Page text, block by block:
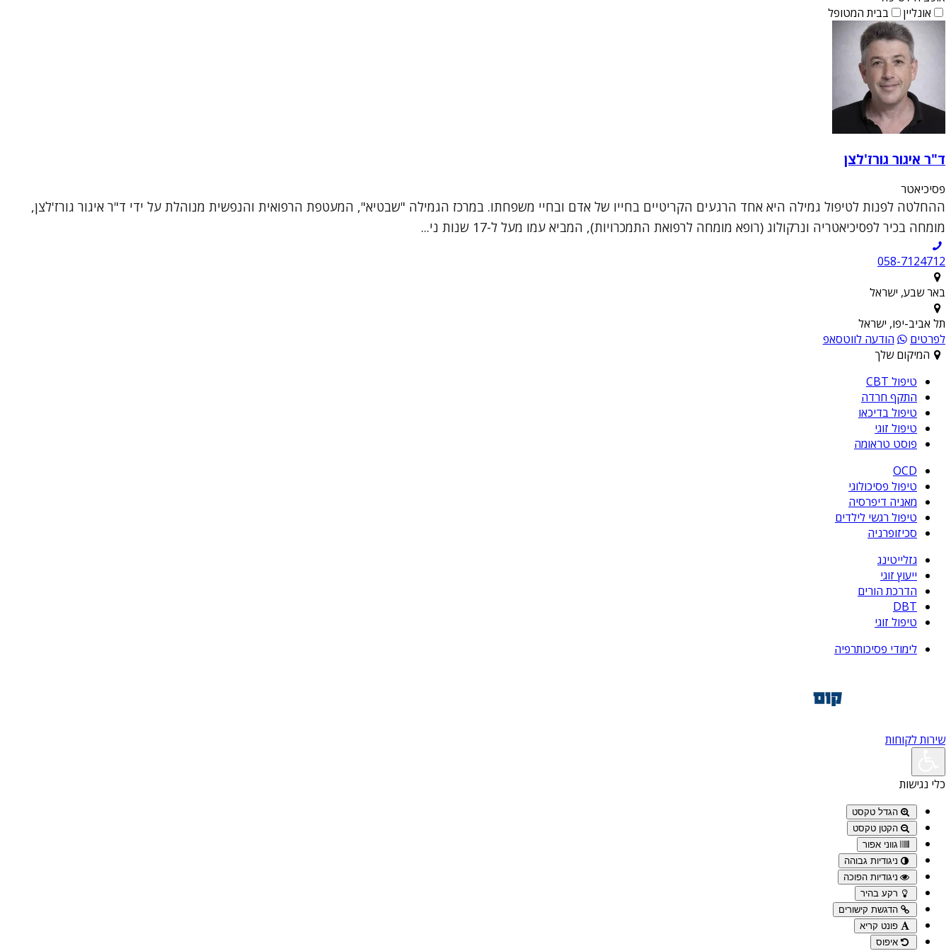
אונליין
בבית המטופל
ד"ר איגור גורז'לצן
פסיכיאטר
ההחלטה לפנות לטיפול גמילה היא אחד הרגעים הקריטיים בחייו של אדם ובחיי משפחתו. במרכז הגמילה "שבטיא", המעטפת הרפואית והנפשית מנוהלת על ידי ד"ר איגור גורז'לצן,
מומחה בכיר לפסיכיאטריה ונרקולוג (רופא מומחה לרפואת התמכרויות), המביא עמו מעל ל-17 שנות ני...
058-7124712
באר שבע, ישראל
תל אביב-יפו, ישראל
לפרטים
הודעה לווטסאפ
המיקום שלך
טיפול CBT
התקף חרדה
טיפול בדיכאו
טיפול זוגי
פוסט טראומה
OCD
טיפול פסיכולוגי
מאניה דיפרסיה
טיפול רגשי לילדים
סכיזופרניה
גזלייטינג
ייעוץ זוגי
הדרכת הורים
DBT
טיפול זוגי
לימודי פסיכותרפיה
שירות לקוחות
כלי נגישות
הגדל טקסט
הקטן טקסט
גווני אפור
ניגודיות גבוהה
ניגודיות הפוכה
רקע בהיר
הדגשת קישורים
פונט קריא
איפוס